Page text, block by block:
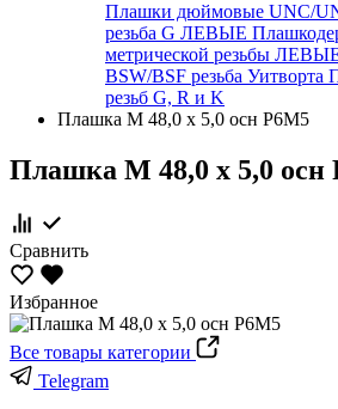
Плашки дюймовые UNC/
резьба G ЛЕВЫЕ
метрической резьбы
BSW/BSF резьба Уитворта
резьб G, R и K
Плашка М 48,0 х 5,0 осн Р6М5
Плашка М 48,0 х 5,0
Сравнить
Избранное
Все товары категории
Telegram